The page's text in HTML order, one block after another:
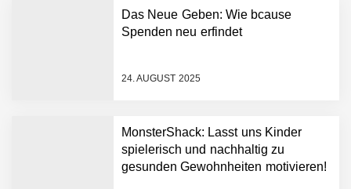
Das Neue Geben: Wie bcause
Spenden neu erfindet
24. AUGUST 2025
MonsterShack: Lasst uns Kinder
spielerisch und nachhaltig zu
gesunden Gewohnheiten motivieren!
KI das Gesundheitswesen
verändert
bcause Spenden neu
erfindet